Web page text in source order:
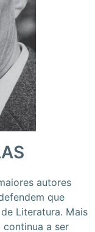
autores
que
Literatura. Mais
continua a ser